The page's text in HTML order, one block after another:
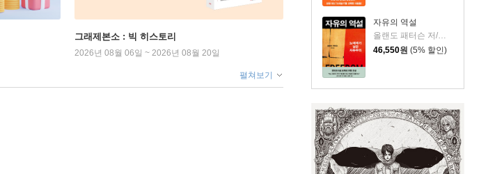
자유의 역설
46,550원 (5% 할인)
그래제본소 : 빅 히스토리
2026년 08월 06일 ~ 2026년 08월 20일
펼쳐보기